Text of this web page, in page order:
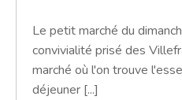
Le petit marché du
convivialité prisé des
marché où l'on trouve
déjeuner [...]